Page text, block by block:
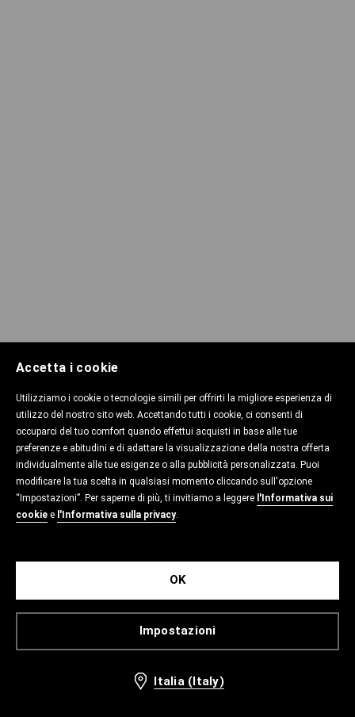
Accetta i cookie
Utilizziamo i cookie o tecnologie simili per offrirti la migliore esperienza di
utilizzo del nostro sito web. Accettando tutti i cookie, ci consenti di
occuparci del tuo comfort quando effettui acquisti in base alle tue
preferenze e abitudini e di adattare la visualizzazione della nostra offerta
individualmente alle tue esigenze o alla pubblicità personalizzata. Puoi
modificare la tua scelta in qualsiasi momento cliccando sull'opzione
“Impostazioni”. Per saperne di più, ti invitiamo a leggere l'Informativa sui
cookie e l'Informativa sulla privacy.
Impostazioni
OK
Italia (Italy)